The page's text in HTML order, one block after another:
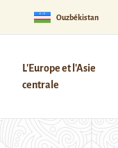
Ouzbékistan
L'Europe et l'Asie
centrale